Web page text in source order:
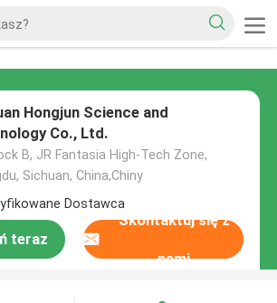
Hongjun Science and
Co., Ltd.
B, JR Fantasia High-Tech Zone,
Sichuan, China,Chiny
Dostawca
teraz
Skontaktuj się z
nami